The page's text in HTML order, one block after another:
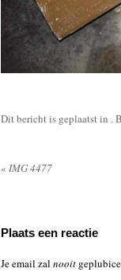
Dit bericht is geplaatst in .
« IMG 4477
Plaats een reactie
Je email zal nooit